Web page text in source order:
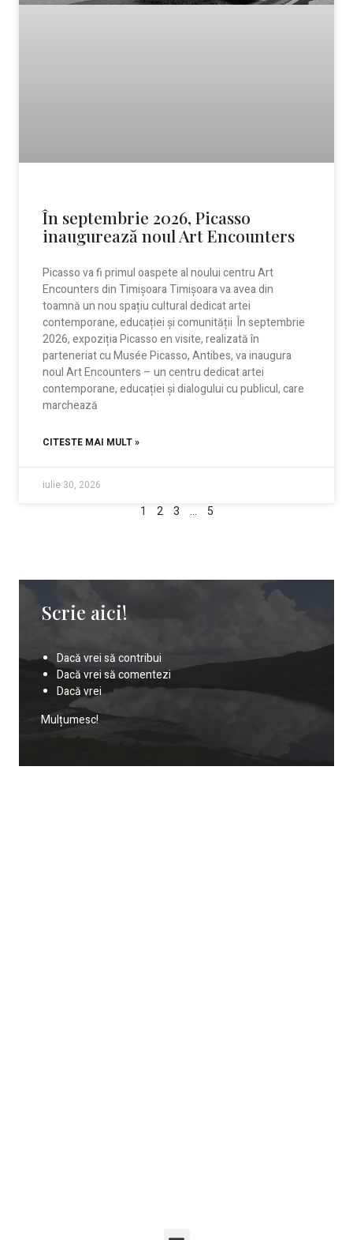
În septembrie 2026, Picasso
inaugurează noul Art Encounters
Picasso va fi primul oaspete al noului centru Art
Encounters din Timișoara Timișoara va avea din
toamnă un nou spațiu cultural dedicat artei
contemporane, educației și comunității În septembrie
2026, expoziția Picasso en visite, realizată în
parteneriat cu Musée Picasso, Antibes, va inaugura
noul Art Encounters – un centru dedicat artei
contemporane, educației și dialogului cu publicul, care
marchează
CITESTE MAI MULT »
iulie 30, 2026
1 2 3 … 5
Scrie aici!
Dacă vrei să contribui
Dacă vrei să comentezi
Dacă vrei
Mulțumesc!